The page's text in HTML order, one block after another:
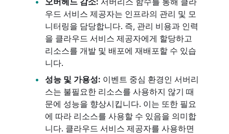
우드 서비스 제공자는 인프라의 관리 및 모
니터링을 담당합니다. 즉, 관리 비용과 인력
을 클라우드 서비스 제공자에게 할당하고
리소스를 개발 및 배포에 재배포할 수 있습
니다.
성능 및 가용성: 이벤트 중심 환경인 서버리
스는 불필요한 리소스를 사용하지 않기 때
문에 성능을 향상시킵니다. 이는 또한 필요
에 따라 리소스를 사용할 수 있음을 의미합
니다. 클라우드 서비스 제공자를 사용하면